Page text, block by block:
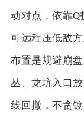
动对点，依靠
可远程压低敌
布置是规避崩
丛、龙坑入口
线回撤，不贪